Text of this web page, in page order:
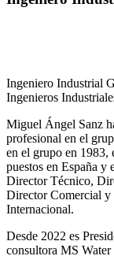
Ingeniero Industrial
Ingenieros
Miguel Ángel Sanz
profesional en el
en el grupo en 1983,
puestos en España y
Director Técnico,
Director Comercial y
Internacional.
Desde 2022 es
consultora MS Water